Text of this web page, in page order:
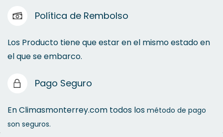
Política de Rembolso
Los Producto tiene que estar en el mismo estado en
el que se embarco.
Pago Seguro
En Climasmonterrey.com todos los método de pago
son seguros.